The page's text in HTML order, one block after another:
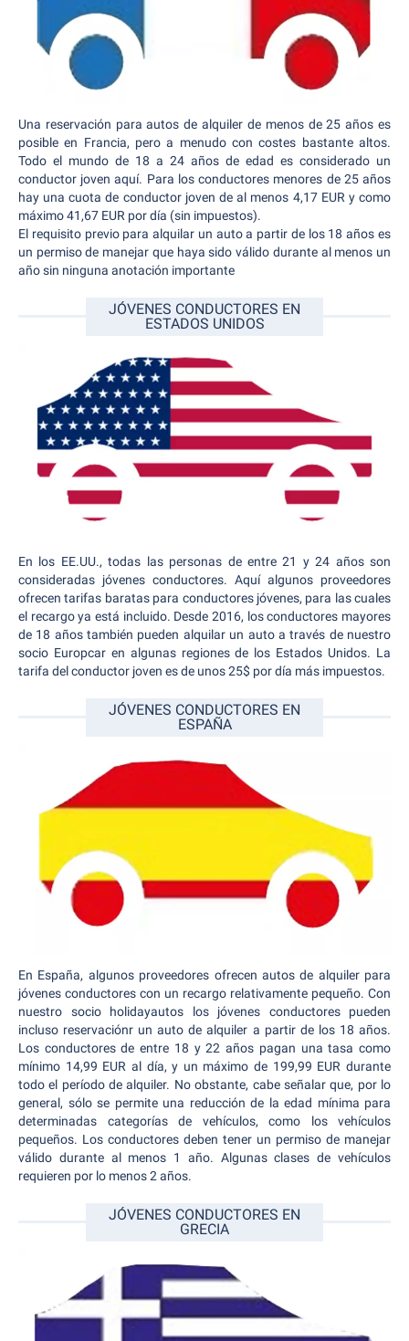
Una reservación para autos de alquiler de menos de 25 años es
posible en Francia, pero a menudo con costes bastante altos.
Todo el mundo de 18 a 24 años de edad es considerado un
conductor joven aquí. Para los conductores menores de 25 años
hay una cuota de conductor joven de al menos 4,17 EUR y como
máximo 41,67 EUR por día (sin impuestos).
El requisito previo para alquilar un auto a partir de los 18 años es
un permiso de manejar que haya sido válido durante al menos un
año sin ninguna anotación importante
JÓVENES CONDUCTORES EN
ESTADOS UNIDOS
En los EE.UU., todas las personas de entre 21 y 24 años son
consideradas jóvenes conductores. Aquí algunos proveedores
ofrecen tarifas baratas para conductores jóvenes, para las cuales
el recargo ya está incluido. Desde 2016, los conductores mayores
de 18 años también pueden alquilar un auto a través de nuestro
socio Europcar en algunas regiones de los Estados Unidos. La
tarifa del conductor joven es de unos 25$ por día más impuestos.
JÓVENES CONDUCTORES EN
ESPAÑA
En España, algunos proveedores ofrecen autos de alquiler para
jóvenes conductores con un recargo relativamente pequeño. Con
nuestro socio holidayautos los jóvenes conductores pueden
incluso reservaciónr un auto de alquiler a partir de los 18 años.
Los conductores de entre 18 y 22 años pagan una tasa como
mínimo 14,99 EUR al día, y un máximo de 199,99 EUR durante
todo el período de alquiler. No obstante, cabe señalar que, por lo
general, sólo se permite una reducción de la edad mínima para
determinadas categorías de vehículos, como los vehículos
pequeños. Los conductores deben tener un permiso de manejar
válido durante al menos 1 año. Algunas clases de vehículos
requieren por lo menos 2 años.
JÓVENES CONDUCTORES EN
GRECIA